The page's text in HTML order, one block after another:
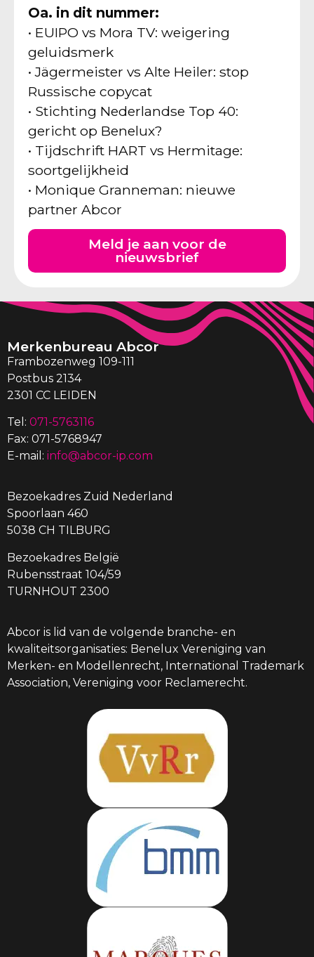
Oa. in dit nummer:
• EUIPO vs Mora TV: weigering
geluidsmerk
• Jägermeister vs Alte Heiler: stop
Russische copycat
• Stichting Nederlandse Top 40:
gericht op Benelux?
• Tijdschrift HART vs Hermitage:
soortgelijkheid
• Monique Granneman: nieuwe
partner Abcor
Meld je aan voor de
nieuwsbrief
Merkenbureau Abcor
Frambozenweg 109-111
Postbus 2134
2301 CC LEIDEN
Tel: 071-5763116
Fax: 071-5768947
E-mail: info@abcor-ip.com
Bezoekadres Zuid Nederland
Spoorlaan 460
5038 CH TILBURG
Bezoekadres België
Rubensstraat 104/59
TURNHOUT 2300
Abcor is lid van de volgende branche- en
kwaliteitsorganisaties: Benelux Vereniging van
Merken- en Modellenrecht, International Trademark
Association, Vereniging voor Reclamerecht.